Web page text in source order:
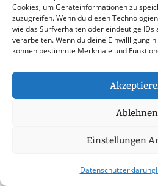
Cookies, um Geräteinformationen zu
zuzugreifen. Wenn du diesen
wie das Surfverhalten oder eindeutige IDs
verarbeiten. Wenn du deine Einwillligung
können bestimmte Merkmale und
Ablehnen
Einstellungen
Datenschutzerklärung
Aufrechterhaltung des
bei und schützt vor den
Auswirkungen winterlicher
Witterungsbedingungen.
spielen eine
Sicherstellung einer
Infrastruktur,
frühzeitige Planung und
um auch in Zukunft den